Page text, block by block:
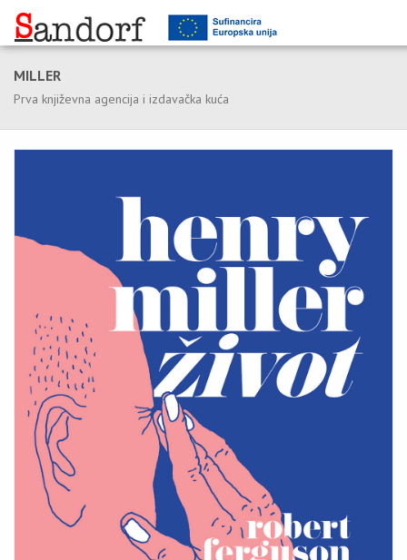
MILLER
Prva književna agencija i izdavačka kuća